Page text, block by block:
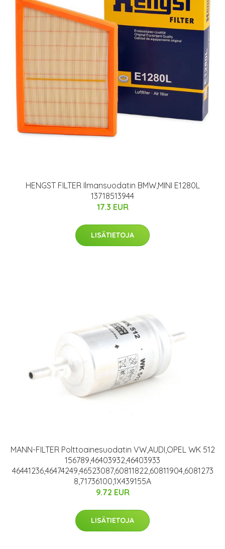
HENGST FILTER Ilmansuodatin BMW,MINI E1280L
13718513944
17.3 EUR
LISÄTIETOJA
MANN-FILTER Polttoainesuodatin VW,AUDI,OPEL WK 512
156789,46403932,46403933
46441236,46474249,46523087,60811822,60811904,6081273
8,71736100,1X439155A
9.72 EUR
LISÄTIETOJA